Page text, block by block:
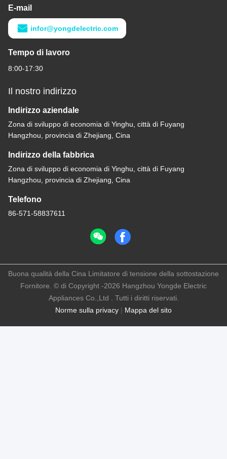
E-mail
infor@yongdelectric.com
Tempo di lavoro
8:00-17:30
Il nostro indirizzo
Indirizzo aziendale
Zona di sviluppo di economia di Yinghu, città di Fuyang
Hangzhou, provincia di Zhejiang, Cina
Indirizzo della fabbrica
Zona di sviluppo di economia di Yinghu, città di Fuyang
Hangzhou, provincia di Zhejiang, Cina
Telefono
86-571-58837611
Norme sulla privacy | Mappa del sito
Buona qualità della Cina Limitatore di tensione della sottostazione
Fornitore. © di Copyright -2026 Hangzhou Yongde Electric
Appliances Co.,Ltd . Tutti i diritti riservati.